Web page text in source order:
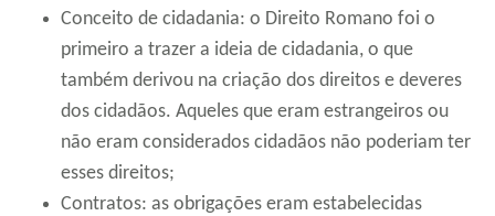
Conceito de cidadania: o Direito Romano foi o
primeiro a trazer a ideia de cidadania, o que
também derivou na criação dos direitos e deveres
dos cidadãos. Aqueles que eram estrangeiros ou
não eram considerados cidadãos não poderiam ter
esses direitos;
Contratos: as obrigações eram estabelecidas